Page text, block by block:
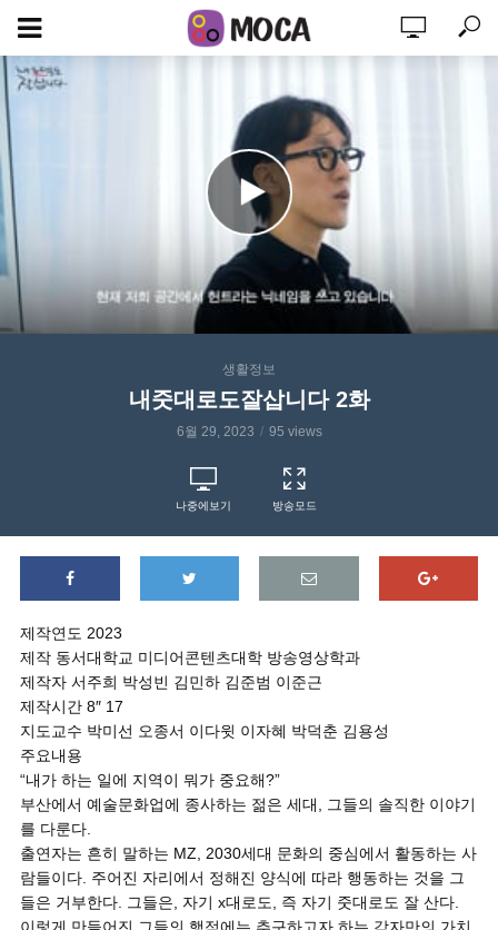
생활정보
내줏대로도잘삽니다 2화
6월 29, 2023 95 views
나중에보기 방송모드
제작연도 2023
제작 동서대학교 미디어콘텐츠대학 방송영상학과
제작자 서주희 박성빈 김민하 김준범 이준근
제작시간 8″ 17
지도교수 박미선 오종서 이다윗 이자혜 박덕춘 김용성
주요내용
“내가 하는 일에 지역이 뭐가 중요해?”
부산에서 예술문화업에 종사하는 젊은 세대, 그들의 솔직한 이야기
를 다룬다.
출연자는 흔히 말하는 MZ, 2030세대 문화의 중심에서 활동하는 사
람들이다. 주어진 자리에서 정해진 양식에 따라 행동하는 것을 그
들은 거부한다. 그들은, 자기 x대로도, 즉 자기 줏대로도 잘 산다.